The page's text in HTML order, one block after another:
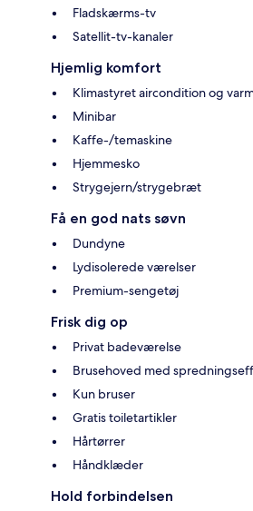
Fladskærms-tv
Satellit-tv-kanaler
Hjemlig komfort
Klimastyret aircondition og
Minibar
Kaffe-/temaskine
Hjemmesko
Strygejern/strygebræt
Få en god nats søvn
Dundyne
Lydisolerede værelser
Premium-sengetøj
Frisk dig op
Privat badeværelse
Brusehoved med
Kun bruser
Gratis toiletartikler
Hårtørrer
Håndklæder
Hold forbindelsen